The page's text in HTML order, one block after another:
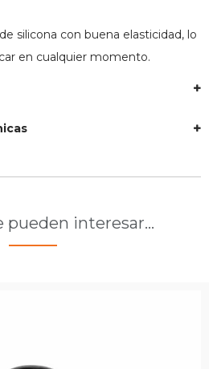
silicona con buena elasticidad, lo
en cualquier momento.
pueden interesar…